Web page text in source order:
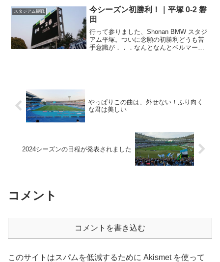
もつかめないまま、シーズン終盤までき
てしまったジュビ...
スタジアム観戦
今シーズン初勝利！｜平塚 0-2 磐
田
行って参りました、Shonan BMW スタジ
アム平塚。ついに念願の初勝利どうも苦
手意識が．．．なんとなんとベルマーレ
やっぱりこの曲は、外せない！ふり向く
な君は美しい
2024シーズンの日程が発表されました
コメント
コメントを書き込む
このサイトはスパムを低減するために Akismet を使って